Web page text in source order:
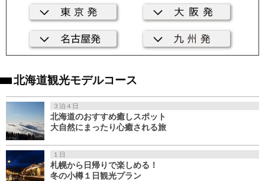
北海道観光モデルコース
３泊４日
北海道のおすすめ癒しスポット
大自然にまったり心癒される旅
１日
札幌から日帰りで楽しめる！
冬の小樽１日観光プラン